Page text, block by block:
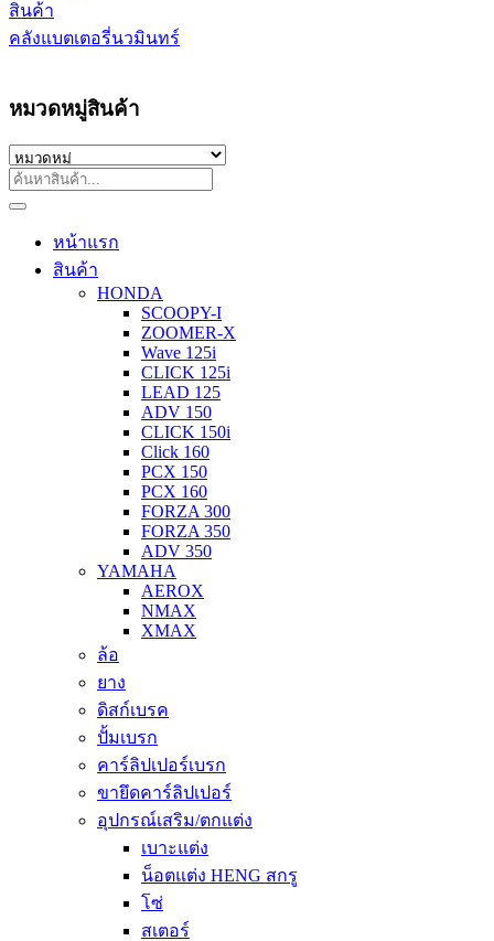
สินค้า
คลังแบตเตอรี่นวมินทร์
หมวดหมู่สินค้า
หน้าแรก
สินค้า
HONDA
SCOOPY-I
ZOOMER-X
Wave 125i
CLICK 125i
LEAD 125
ADV 150
CLICK 150i
Click 160
PCX 150
PCX 160
FORZA 300
FORZA 350
ADV 350
YAMAHA
AEROX
NMAX
XMAX
ล้อ
ยาง
ดิสก์เบรค
ปั้มเบรก
คาร์ลิปเปอร์เบรก
ขายึดคาร์ลิปเปอร์
อุปกรณ์เสริม/ตกแต่ง
เบาะแต่ง
น็อตแต่ง HENG สกรู
โซ่
สเตอร์